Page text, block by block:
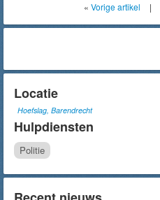
« Vorige artikel |
Locatie
Hoefslag, Barendrecht
Hulpdiensten
Politie